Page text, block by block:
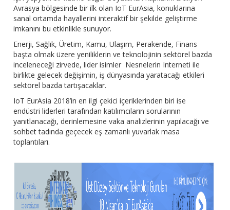
Avrasya bölgesinde bir ilk olan IoT EurAsia, konuklarına
sanal ortamda hayallerini interaktif bir şekilde geliştirme
imkanını bu etkinlikle sunuyor.
Enerji, Sağlık, Üretim, Kamu, Ulaşım, Perakende, Finans
başta olmak üzere yeniliklerin ve teknolojinin sektörel bazda
inceleneceği zirvede, lider isimler Nesnelerin Interneti ile
birlikte gelecek değişimin, iş dünyasında yaratacağı etkileri
sektörel bazda tartışacaklar.
IoT EurAsia 2018’in en ilgi çekici içeriklerinden biri ise
endüstri liderleri tarafından katılımcıların sorularının
yanıtlanacağı, derinlemesine vaka analizlerinin yapılacağı ve
sohbet tadında geçecek eş zamanlı yuvarlak masa
toplantıları.